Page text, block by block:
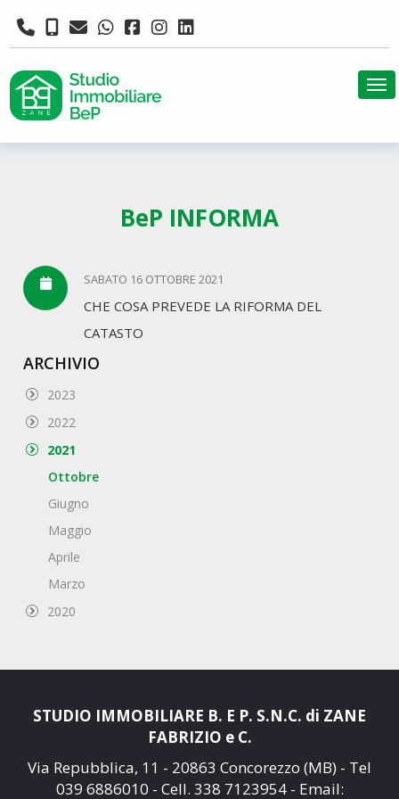
BeP INFORMA
SABATO 16 OTTOBRE 2021
CHE COSA PREVEDE LA RIFORMA DEL
CATASTO
ARCHIVIO
2023
2022
2021
Ottobre
Giugno
Maggio
Aprile
Marzo
2020
STUDIO IMMOBILIARE B. E P. S.N.C. di ZANE
FABRIZIO e C.
Via Repubblica, 11 - 20863 Concorezzo (MB) - Tel
039 6886010 - Cell. 338 7123954- Email: